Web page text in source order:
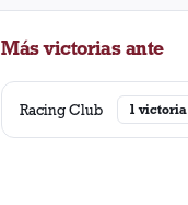
Más victorias ante
Racing Club 1 victoria